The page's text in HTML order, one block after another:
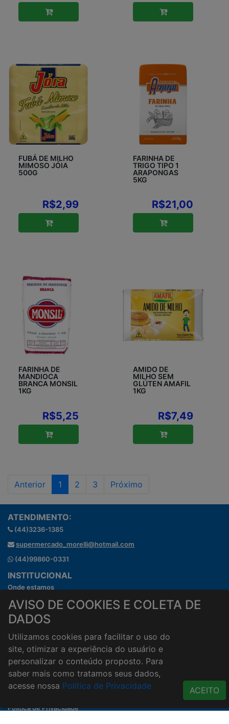
FUBÁ DE MILHO
MIMOSO JÓIA
500G
R$2,99
FARINHA DE
TRIGO TIPO 1
ARAPONGAS
5KG
R$21,00
FARINHA DE
MANDIOCA
BRANCA MONSIL
1KG
R$5,25
AMIDO DE
MILHO SEM
GLÚTEN AMAFIL
1KG
R$7,49
Anterior 1 2 3 Próximo
AVISO DE COOKIES E COLETA DE
DADOS
Utilizamos cookies para facilitar o uso do
site, otimizar a experiência do usuário e
personalizar o conteúdo proposto. Para
saber mais como tratamos seus dados,
acesse nossa Política de Privacidade ACEITO
ATENDIMENTO:
(44)3236-1385
supermercado_morelli@hotmail.com
(44)99860-0331
INSTITUCIONAL
Onde estamos
Horários de atendimento
HORÁRIOS E ENTREGA
Horários de Entrega
Taxa de entrega
Cidades Atendidas
ACESSO RÁPIDO
Política de Privacidade